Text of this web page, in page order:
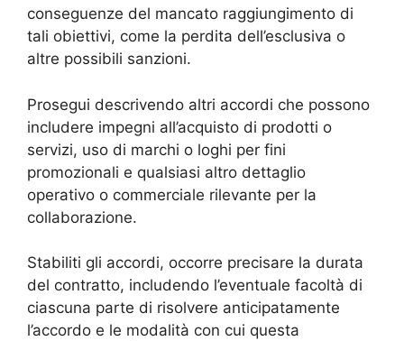
conseguenze del mancato raggiungimento di
tali obiettivi, come la perdita dell’esclusiva o
altre possibili sanzioni.
Prosegui descrivendo altri accordi che possono
includere impegni all’acquisto di prodotti o
servizi, uso di marchi o loghi per fini
promozionali e qualsiasi altro dettaglio
operativo o commerciale rilevante per la
collaborazione.
Stabiliti gli accordi, occorre precisare la durata
del contratto, includendo l’eventuale facoltà di
ciascuna parte di risolvere anticipatamente
l’accordo e le modalità con cui questa